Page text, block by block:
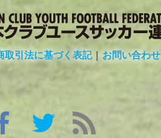
取引法に基づく表記| お問い合わせ